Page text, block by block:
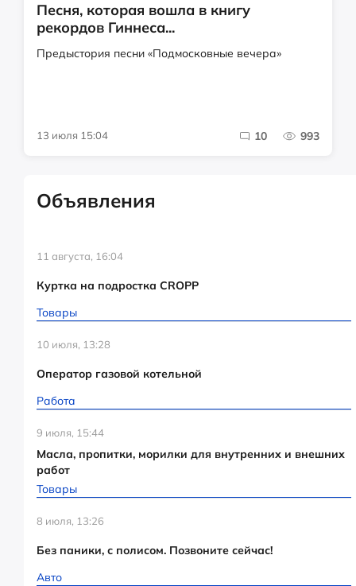
Песня, которая вошла в книгу
рекордов Гиннеса...
Предыстория песни «Подмосковные вечера»
13 июля 15:04 10 993
Объявления
11 августа, 16:04
Куртка на подростка CROPP
Товары
10 июля, 13:28
Оператор газовой котельной
Работа
9 июля, 15:44
Масла, пропитки, морилки для внутренних и внешних
работ
Товары
8 июля, 13:26
Без паники, с полисом. Позвоните сейчас!
Авто